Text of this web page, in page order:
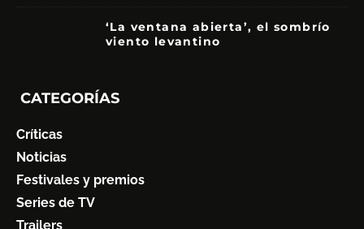
‘La ventana abierta’, el sombrío
viento levantino
CATEGORÍAS
Críticas
Noticias
Festivales y premios
Series de TV
Trailers